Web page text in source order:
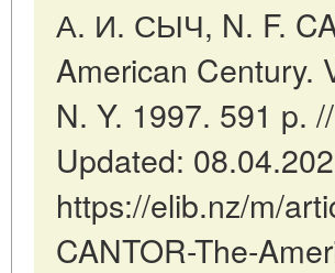
А. И. СЫЧ, N. F.
American Century.
N. Y. 1997. 591 p.
Updated:
https://elib.nz/m/
CANTOR-The-